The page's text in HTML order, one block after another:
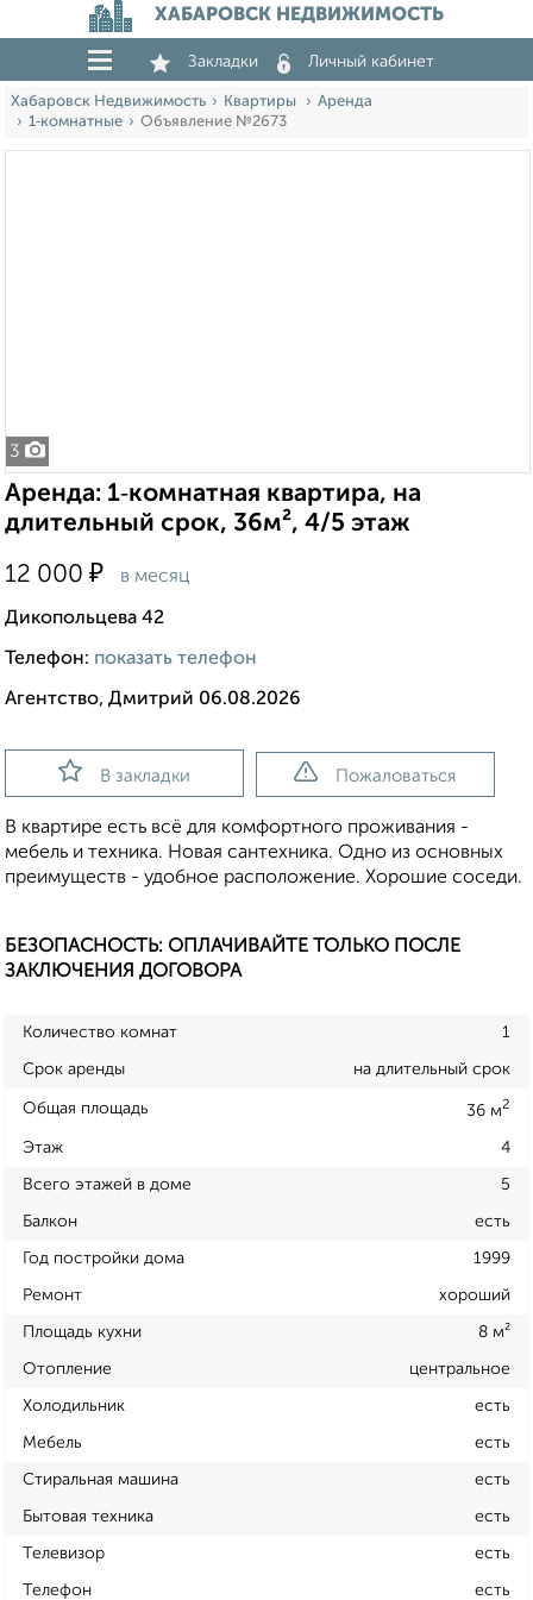
ХАБАРОВСК НЕДВИЖИМОСТЬ
Закладки Личный кабинет
Хабаровск Недвижимость Квартиры
Аренда
1‑комнатные
Объявление №2673
3
Аренда: 1‑комнатная квартира, на
длительный срок, 36м², 4/5 этаж
12 000 ₽ в месяц
Дикопольцева 42
Телефон: показать телефон
Агентство, Дмитрий 06.08.2026
В закладки Пожаловаться
В квартире есть всё для комфортного проживания -
мебель и техника. Новая сантехника. Одно из основных
преимуществ - удобное расположение. Хорошие соседи.
БЕЗОПАСНОСТЬ: ОПЛАЧИВАЙТЕ ТОЛЬКО ПОСЛЕ
ЗАКЛЮЧЕНИЯ ДОГОВОРА
Количество комнат 1
Срок аренды на длительный срок
Общая площадь 36 м2
Этаж 4
Всего этажей в доме 5
Балкон есть
Год постройки дома 1999
Ремонт хороший
Площадь кухни 8 м²
Отопление центральное
Холодильник есть
Мебель есть
Стиральная машина есть
Бытовая техника есть
Телевизор есть
Телефон есть